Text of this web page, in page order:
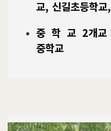
교, 신길초등학
중 학 교 2개교
중학교